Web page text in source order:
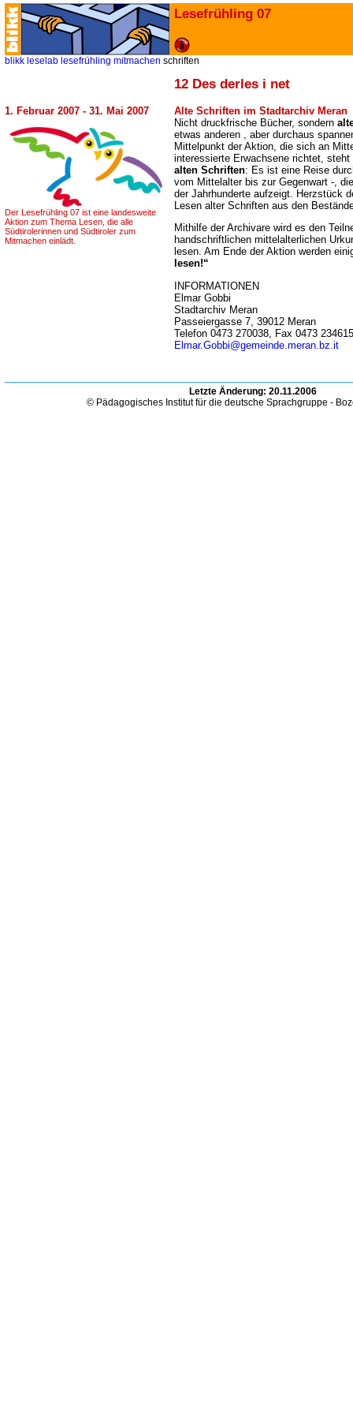
Lesefrühling 07
blikk leselab lesefrühling mitmachen schriften
12 Des derles i net
1. Februar 2007 - 31. Mai 2007
Der Lesefrühling 07 ist eine landesweite
Aktion zum Thema Lesen, die alle
Südtirolerinnen und Südtiroler zum
Mitmachen einlädt.
Alte Schriften im Stadtarchiv Meran
Nicht druckfrische Bücher, sondern
etwas anderen , aber durchaus
Mittelpunkt der Aktion, die sich an
interessierte Erwachsene richtet,
alten Schriften: Es ist eine Reise
vom Mittelalter bis zur Gegenwart -,
der Jahrhunderte aufzeigt. Herzstück
Lesen alter Schriften aus den
Mithilfe der Archivare wird es den
handschriftlichen mittelalterlichen
lesen. Am Ende der Aktion werden
lesen!“
INFORMATIONEN
Elmar Gobbi
Stadtarchiv Meran
Passeiergasse 7, 39012 Meran
Telefon 0473 270038, Fax 0473 234615
Elmar.Gobbi@gemeinde.meran.bz.it
Letzte Änderung: 20.11.2006
© Pädagogisches Institut für die deutsche Sprachgruppe -